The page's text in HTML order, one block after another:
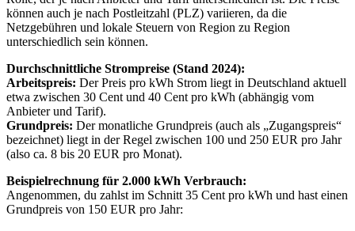
können auch je nach Postleitzahl (PLZ) variieren, da die
Netzgebühren und lokale Steuern von Region zu Region
unterschiedlich sein können.
Durchschnittliche Strompreise (Stand 2024):
Arbeitspreis: Der Preis pro kWh Strom liegt in Deutschland aktuell
etwa zwischen 30 Cent und 40 Cent pro kWh (abhängig vom
Anbieter und Tarif).
Grundpreis: Der monatliche Grundpreis (auch als „Zugangspreis“
bezeichnet) liegt in der Regel zwischen 100 und 250 EUR pro Jahr
(also ca. 8 bis 20 EUR pro Monat).
Beispielrechnung für 2.000 kWh Verbrauch:
Angenommen, du zahlst im Schnitt 35 Cent pro kWh und hast einen
Grundpreis von 150 EUR pro Jahr: